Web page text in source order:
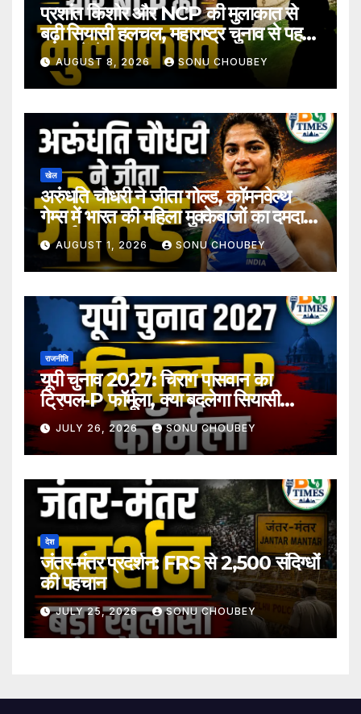
प्रशांत किशोर और NCP की मुलाकात से
बढ़ी सियासी हलचल, महाराष्ट्र चुनाव से पहले
अटकलें तेज
AUGUST 8, 2026 SONU CHOUBEY
खेल
अरुंधति चौधरी ने जीता गोल्ड, कॉमनवेल्थ
गेम्स में भारत की महिला मुक्केबाजों का दमदार
प्रदर्शन
AUGUST 1, 2026 SONU CHOUBEY
राजनीति
यूपी चुनाव 2027: चिराग पासवान का
ट्रिपल-P फॉर्मूला, क्या बदलेगा सियासी
समीकरण?
JULY 26, 2026 SONU CHOUBEY
देश
जंतर-मंतर प्रदर्शन: FRS से 2,500 संदिग्धों
की पहचान
JULY 25, 2026 SONU CHOUBEY